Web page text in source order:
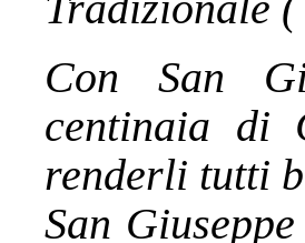
Con San
centinaia di
renderli tutti
San